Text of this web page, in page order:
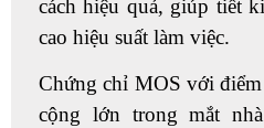
cách hiệu quả, giúp tiết
cao hiệu suất làm việc.
Chứng chỉ MOS với điểm
cộng lớn trong mắt